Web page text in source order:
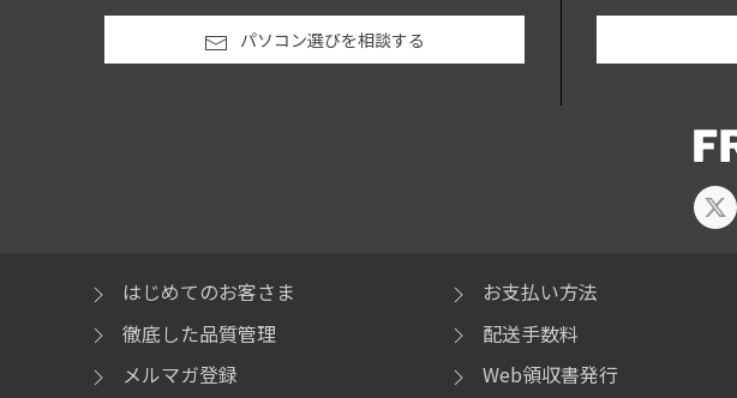
パソコン選びを相談する
はじめてのお客さま
徹底した品質管理
メルマガ登録
お支払い方法
配送手数料
Web領収書発行